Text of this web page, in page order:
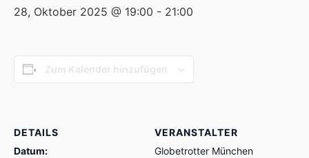
28, Oktober 2025 @ 19:00 - 21:00
DETAILS
Datum:
VERANSTALTER
Globetrotter München